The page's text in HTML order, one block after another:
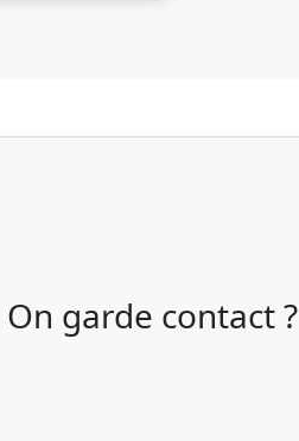
On garde contact ?